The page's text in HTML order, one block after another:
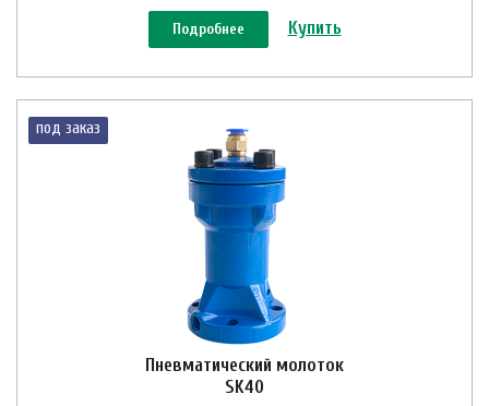
Подробнее Купить
под заказ
Пневматический молоток
SK40